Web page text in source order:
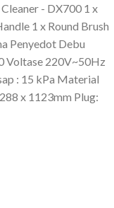
- DX700 1 x
1 x Round Brush
Penyedot Debu
Voltase 220V~50Hz
: 15 kPa Material
x 1123mm Plug: